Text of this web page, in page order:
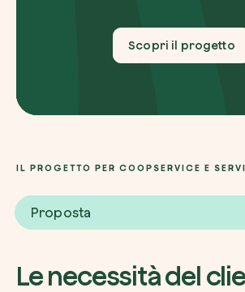
Scopri il progetto
IL PROGETTO PER COOPSERVICE E
Proposta
Le necessità del